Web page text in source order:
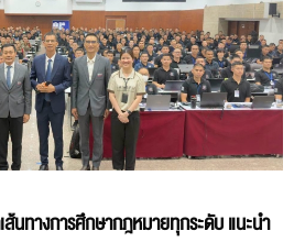
นทางการศึกษากฎหมายทุกระดับ แนะนำ